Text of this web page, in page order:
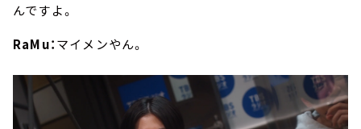
んですよ。
RaMu：マイメンやん。